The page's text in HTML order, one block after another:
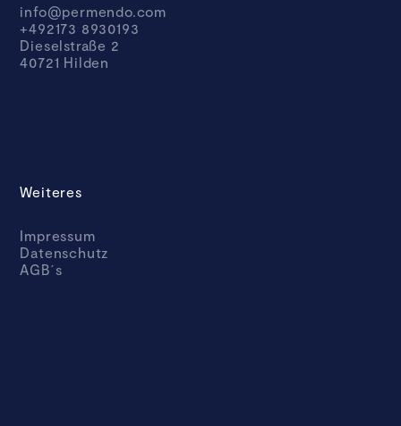
info@permendo.com
+492173 8930193
Dieselstraße 2
40721 Hilden
Weiteres
Impressum
Datenschutz
AGB´s